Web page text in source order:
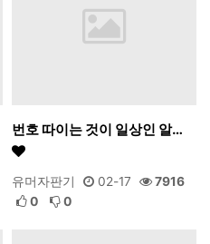
번호 따이는 것이 일상인 알…
유머자판기 02-17
7916
0
0